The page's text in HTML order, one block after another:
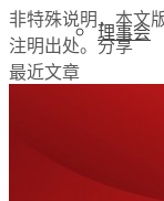
理事会
非特殊说明，本文
注明出处。 分享
最近文章